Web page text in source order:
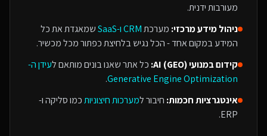
מעורבות ידנית.
ניהול מידע מרכזי: מערכתCRM ו-SaaS
שמאגדת את כל
המידע במקום אחד - הכל נגיש בלחיצת כפתור מכל מכשיר.
קידום במנועי AI (GEO):
כל אתר שאנו בונים מותאם לעידן ה-
Generative Engine Optimization
.
אינטגרציות חכמות: חיבור למערכות חיצוניותכמו סליקה ו-
ERP.